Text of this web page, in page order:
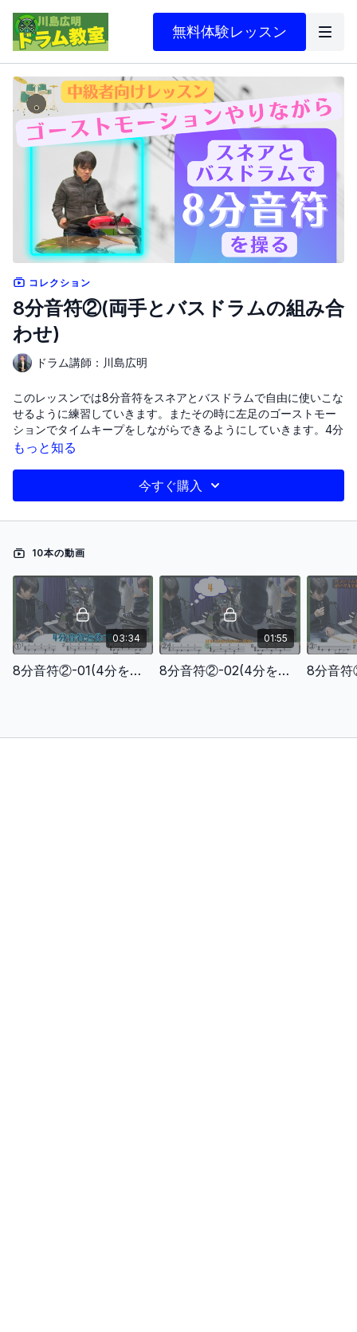
無料体験レッスン
コレクション
8分音符②(両手とバスドラムの組み合
わせ)
ドラム講師：川島広明
このレッスンでは8分音符をスネアとバスドラムで自由に使いこな
せるように練習していきます。またその時に左足のゴーストモー
ションでタイムキープをしながらできるようにしていきます。4分
音符の感覚を保ちながらバスドラムを叩く練習から始まり、左足
ムの組み合わせのフレーズの練習に進みます。また、ドラムを叩
く際には体内でメトロノームの感覚を保つことが理想的であり、
終的な目標は、4分音符と8分音符を感じながら、スネアとバスド
〜レッスン項目〜
8分音符②-01(4分を感じながらバスドラムの練習1)
8分音符②-02(4分を感じながらバスドラムの練習2)
8分音符②-03(ゴーストモーションでバスドラムの練習1)
もっと知る
今すぐ購入
10本の動画
03:34
8分音符②-01(4分を感じながらバスドラムの練習1)
01:55
8分音符②-02(4分を感じながらバスドラムの練習2)